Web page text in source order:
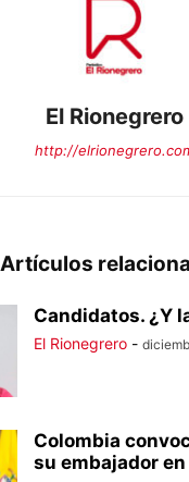
El Rionegrero
http://
Artículos
Candidatos. ¿Y
El Rionegrero -
Colombia
su embajador en